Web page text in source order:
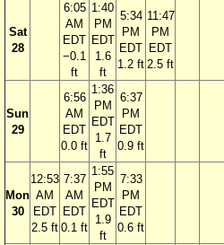
Sat
28
6:05
AM
EDT
−0.1
ft
1:40
PM
EDT
1.6
ft
5:34
PM
EDT
1.2 ft
11:47
PM
EDT
2.5 ft
Sun
29
6:56
AM
EDT
0.0 ft
1:36
PM
EDT
1.7
ft
6:37
PM
EDT
0.9 ft
Mon
30
12:53
AM
EDT
2.5 ft
7:37
AM
EDT
0.1 ft
1:55
PM
EDT
1.9
ft
7:33
PM
EDT
0.6 ft